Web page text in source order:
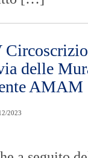
delle
AMAM
2023